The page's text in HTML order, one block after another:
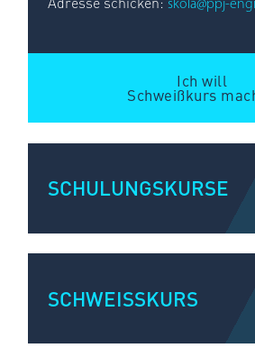
skola@ppj-
Ich will
Schweißkurs
SCHULUNGSKURSE
SCHWEISSKURS